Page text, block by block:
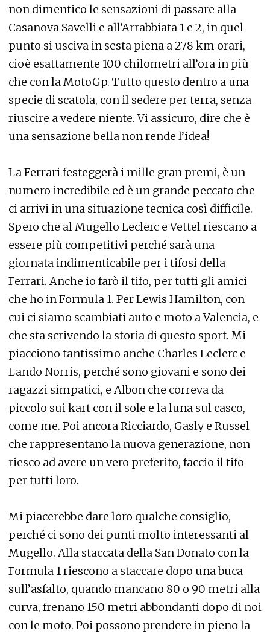
non dimentico le sensazioni di passare alla
Casanova Savelli e all’Arrabbiata 1 e 2, in quel
punto si usciva in sesta piena a 278 km orari,
cioè esattamente 100 chilometri all’ora in più
che con la MotoGp. Tutto questo dentro a una
specie di scatola, con il sedere per terra, senza
riuscire a vedere niente. Vi assicuro, dire che è
una sensazione bella non rende l’idea!
La Ferrari festeggerà i mille gran premi, è un
numero incredibile ed è un grande peccato che
ci arrivi in una situazione tecnica così difficile.
Spero che al Mugello Leclerc e Vettel riescano a
essere più competitivi perché sarà una
giornata indimenticabile per i tifosi della
Ferrari. Anche io farò il tifo, per tutti gli amici
che ho in Formula 1. Per Lewis Hamilton, con
cui ci siamo scambiati auto e moto a Valencia, e
che sta scrivendo la storia di questo sport. Mi
piacciono tantissimo anche Charles Leclerc e
Lando Norris, perché sono giovani e sono dei
ragazzi simpatici, e Albon che correva da
piccolo sui kart con il sole e la luna sul casco,
come me. Poi ancora Ricciardo, Gasly e Russel
che rappresentano la nuova generazione, non
riesco ad avere un vero preferito, faccio il tifo
per tutti loro.
Mi piacerebbe dare loro qualche consiglio,
perché ci sono dei punti molto interessanti al
Mugello. Alla staccata della San Donato con la
Formula 1 riescono a staccare dopo una buca
sull’asfalto, quando mancano 80 o 90 metri alla
curva, frenano 150 metri abbondanti dopo di noi
con le moto. Poi possono prendere in pieno la